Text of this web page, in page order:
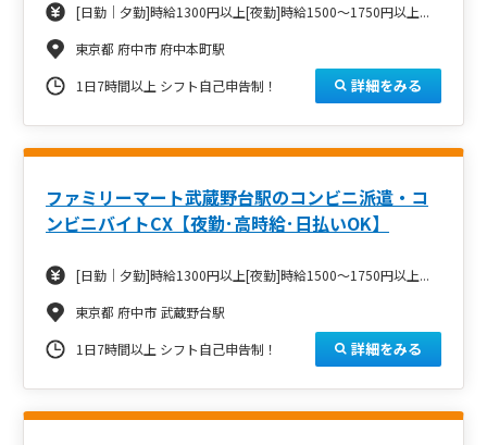
[日勤｜夕勤]時給1300円以上[夜勤]時給1500～1750円以上...
東京都 府中市 府中本町駅
1日7時間以上 シフト自己申告制！
詳細をみる
ファミリーマート武蔵野台駅のコンビニ派遣・コ
ンビニバイトCX【夜勤･高時給･日払いOK】
[日勤｜夕勤]時給1300円以上[夜勤]時給1500～1750円以上...
東京都 府中市 武蔵野台駅
1日7時間以上 シフト自己申告制！
詳細をみる